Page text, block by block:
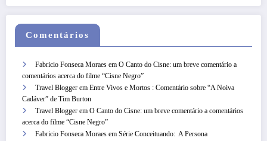
Comentários
Fabricio Fonseca Moraes em O Canto do Cisne: um breve comentário a
comentários acerca do filme “Cisne Negro”
Travel Blogger em Entre Vivos e Mortos : Comentário sobre “A Noiva
Cadáver” de Tim Burton
Travel Blogger em O Canto do Cisne: um breve comentário a comentários
acerca do filme “Cisne Negro”
Fabricio Fonseca Moraes em Série Conceituando: A Persona